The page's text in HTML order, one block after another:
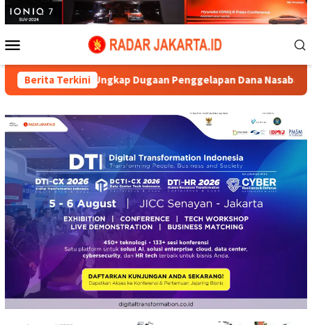
Loncat
ke
Mobile
Berita Terkini
Aryo Ungkap Dugaan Penggelapan Dana Nasabah di KSP MDS